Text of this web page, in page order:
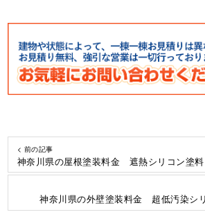
< 前の記事
神奈川県の屋根塗装料金 遮熱シリコン塗
神奈川県の外壁塗装料金 超低汚染シ